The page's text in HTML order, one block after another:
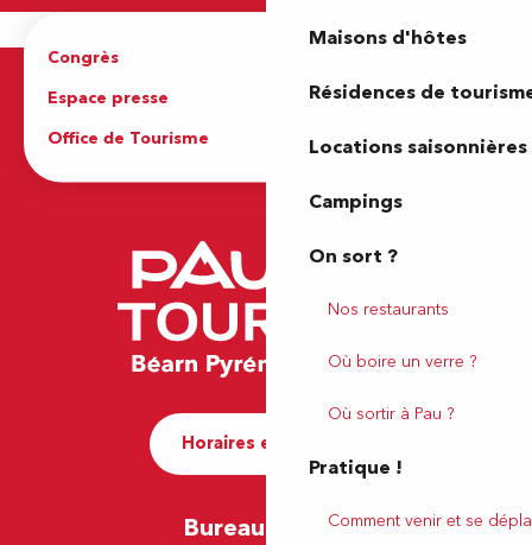
Maisons d'hôtes
Résidences de
Locations saisonnières
Campings
On sort ?
Nos restaurants
Où boire un verre ?
Où sortir à Pau ?
Pratique !
Comment venir et se
Congrès
Espace presse
Brochures
Office de Tourisme
Horaires et contact
Bureau de Pau